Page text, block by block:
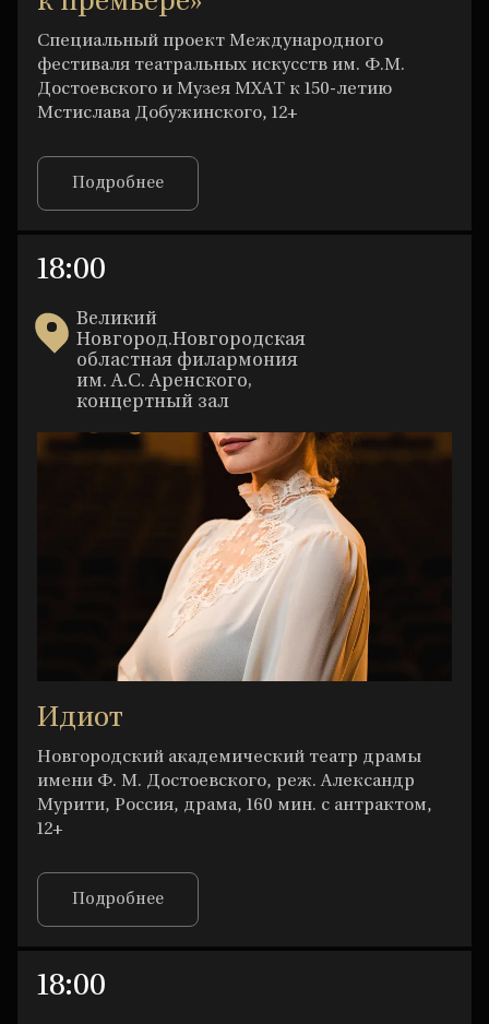
Специальный проект Международного
фестиваля театральных искусств им. Ф.М.
Достоевского и Музея МХАТ к 150-летию
Мстислава Добужинского, 12+
Подробнее
18:00
Великий
Новгород.Новгородская
областная филармония
им. А.С. Аренского,
концертный зал
Идиот
Новгородский академический театр драмы
имени Ф. М. Достоевского, реж. Александр
Мурити, Россия, драма, 160 мин. с антрактом,
12+
Подробнее
18:00